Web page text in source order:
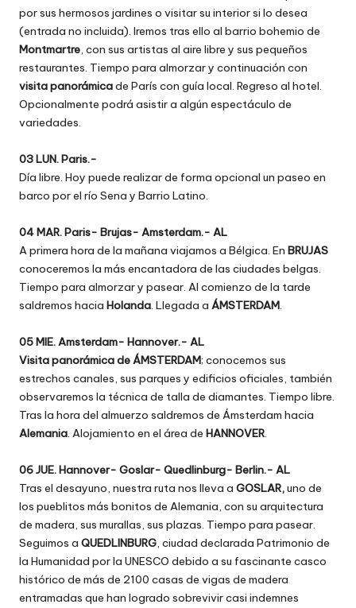
por sus hermosos jardines o visitar su interior si lo desea
(entrada no incluida). Iremos tras ello al barrio bohemio de
Montmartre, con sus artistas al aire libre y sus pequeños
restaurantes. Tiempo para almorzar y continuación con
visita panorámicade París con guía local. Regreso al hotel.
Opcionalmente podrá asistir a algún espectáculo de
variedades.
03 LUN. Paris.-
Día libre. Hoy puede realizar de forma opcional un paseo en
barco por el río Sena y Barrio Latino.
04 MAR. Paris- Brujas- Amsterdam.- AL
A primera hora de la mañana viajamos a Bélgica. En BRUJAS
conoceremos la más encantadora de las ciudades belgas.
Tiempo para almorzar y pasear. Al comienzo de la tarde
saldremos hacia Holanda. Llegada a ÁMSTERDAM.
05 MIE. Amsterdam- Hannover.- AL
Visita panorámica de ÁMSTERDAM; conocemos sus
estrechos canales, sus parques y edificios oficiales, también
observaremos la técnica de talla de diamantes. Tiempo libre.
Tras la hora del almuerzo saldremos de Ámsterdam hacia
Alemania. Alojamiento en el área de HANNOVER.
06 JUE. Hannover- Goslar- Quedlinburg- Berlin.- AL
Tras el desayuno, nuestra ruta nos lleva a GOSLAR,uno de
los pueblitos más bonitos de Alemania, con su arquitectura
de madera, sus murallas, sus plazas. Tiempo para pasear.
Seguimos a QUEDLINBURG, ciudad declarada Patrimonio de
la Humanidad por la UNESCO debido a su fascinante casco
histórico de más de 2100 casas de vigas de madera
entramadas que han logrado sobrevivir casi indemnes